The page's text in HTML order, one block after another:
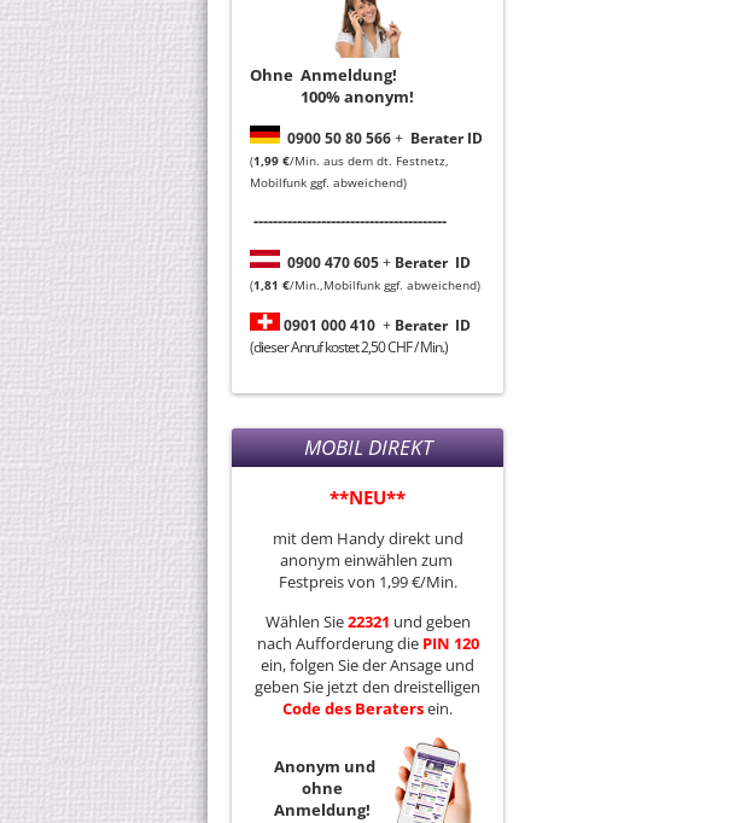
Ohne Anmeldung!
100% anonym!
0900 50 80 566+ Berater ID
(1,99 €/Min. aus dem dt. Festnetz,
Mobilfunk ggf. abweichend)
----------------------------------------
0900 470 605+ Berater ID
(1,81 €/Min.,Mobilfunk ggf. abweichend)
0901 000 410 + Berater ID
(dieser Anruf kostet 2,50 CHF / Min.)
MOBIL DIREKT
**NEU**
mit dem Handy direkt und
anonym einwählen zum
Festpreis von 1,99 €/Min.
Wählen Sie22321 und geben
nach Aufforderung die PIN 120
ein, folgen Sie der Ansage und
geben Sie jetzt den dreistelligen
Codedes Beratersein.
Anonym und
ohne
Anmeldung!